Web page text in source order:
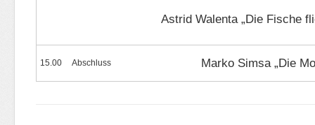
Astrid Walenta „Die Fische
15.00 Abschluss Marko Simsa „Die